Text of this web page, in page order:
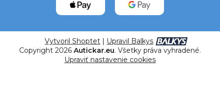
Vytvoril Shoptet | Upravil Balkys
Copyright 2026 Autickar.eu. Všetky práva vyhradené.
Upraviť nastavenie cookies